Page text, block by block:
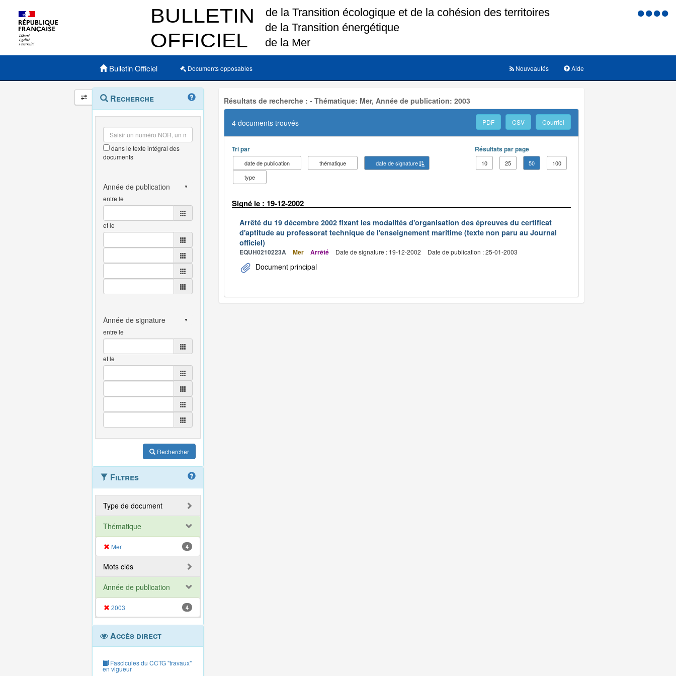
Menu
Menu principal
Bulletin Officiel Documents opposables Aide
Nouveautés
Navigation
et
outils
annexes
Menu
contextuel
Recherche
dans le texte intégral des
documents
entre le
et le
entre le
et le
Rechercher
Filtres
Type de document
Thématique
Mer 4
Mots clés
Année de publication
2003 4
Accès direct
Fascicules du CCTG "travaux"
en vigueur
Résultats de recherche : - Thématique: Mer, Année de publication: 2003
4 documents trouvés PDF CSV Courriel
Tri par
date de publication thématique
date de signature
type
Résultats par page
10 25 50 100
Signé le : 19-12-2002
Arrêté du 19 décembre 2002 fixant les modalités d'organisation des épreuves du certificat
d'aptitude au professorat technique de l'enseignement maritime (texte non paru au Journal
officiel)
EQUH0210223A Mer Arrêté Date de signature : 19-12-2002 Date de publication : 25-01-2003
Document principal